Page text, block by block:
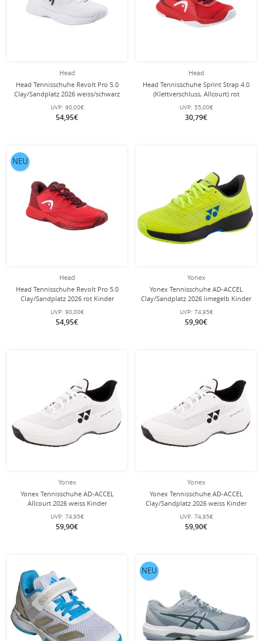
Head
Head Tennisschuhe Revolt Pro 5.0
Clay/Sandplatz 2026 weiss/schwarz
Kinder
UVP: 90,00€
54,95€
Head
Head Tennisschuhe Sprint Strap 4.0
(Klettverschluss, Allcourt) rot
Kleinkinder
UVP: 55,00€
30,79€
Head
Head Tennisschuhe Revolt Pro 5.0
Clay/Sandplatz 2026 rot Kinder
UVP: 90,00€
54,95€
NEU
Yonex
Yonex Tennisschuhe AD-ACCEL
Clay/Sandplatz 2026 limegelb Kinder
UVP: 74,95€
59,90€
Yonex
Yonex Tennisschuhe AD-ACCEL
Allcourt 2026 weiss Kinder
UVP: 74,95€
59,90€
Yonex
Yonex Tennisschuhe AD-ACCEL
Clay/Sandplatz 2026 weiss Kinder
UVP: 74,95€
59,90€
NEU